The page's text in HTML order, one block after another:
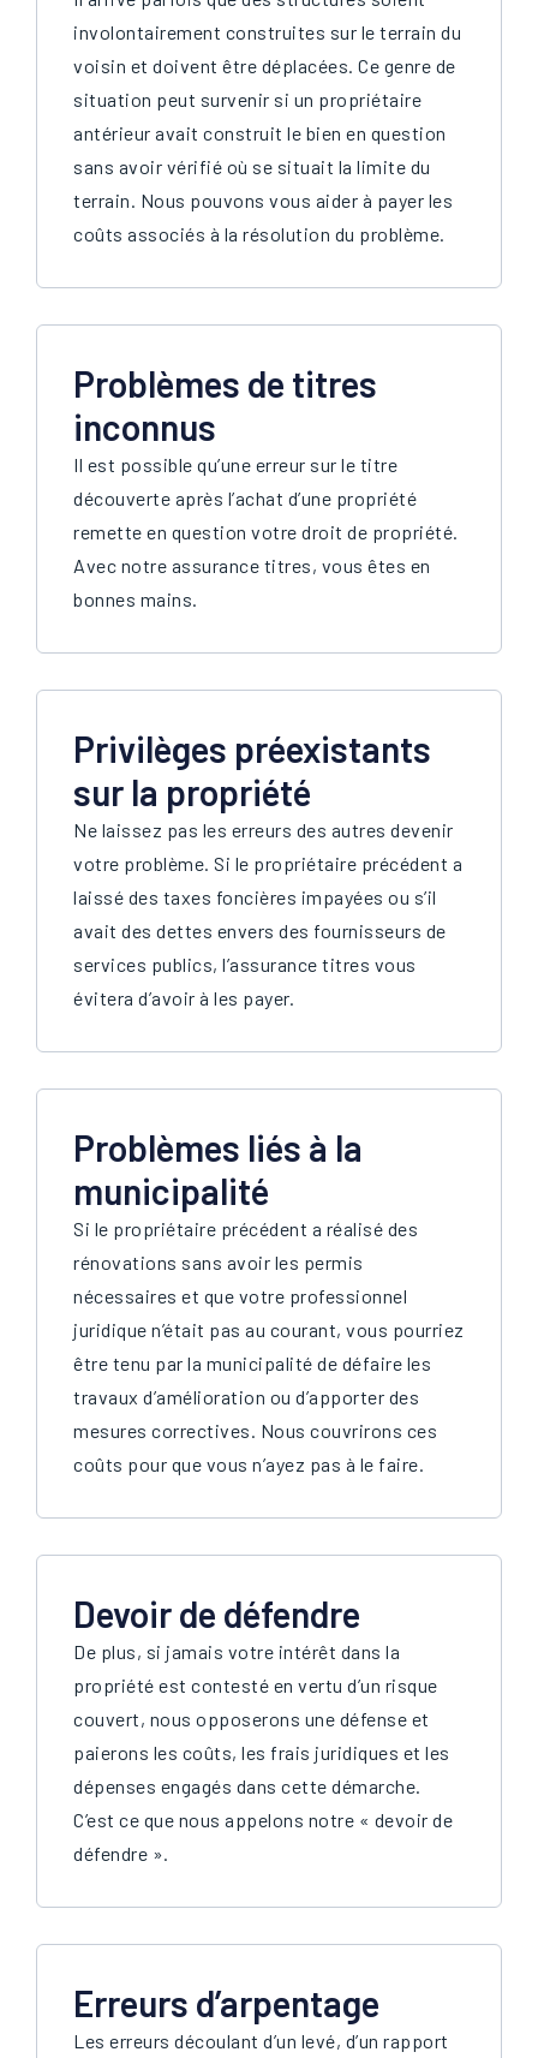
involontairement construites sur le terrain du
voisin et doivent être déplacées. Ce genre de
situation peut survenir si un propriétaire
antérieur avait construit le bien en question
sans avoir vérifié où se situait la limite du
terrain. Nous pouvons vous aider à payer les
coûts associés à la résolution du problème.
Problèmes de titres
inconnus
Il est possible qu’une erreur sur le titre
découverte après l’achat d’une propriété
remette en question votre droit de propriété.
Avec notre assurance titres, vous êtes en
bonnes mains.
Privilèges préexistants
sur la propriété
Ne laissez pas les erreurs des autres devenir
votre problème. Si le propriétaire précédent a
laissé des taxes foncières impayées ou s’il
avait des dettes envers des fournisseurs de
services publics, l’assurance titres vous
évitera d’avoir à les payer.
Problèmes liés à la
municipalité
Si le propriétaire précédent a réalisé des
rénovations sans avoir les permis
nécessaires et que votre professionnel
juridique n’était pas au courant, vous pourriez
être tenu par la municipalité de défaire les
travaux d’amélioration ou d’apporter des
mesures correctives. Nous couvrirons ces
coûts pour que vous n’ayez pas à le faire.
Devoir de défendre
De plus, si jamais votre intérêt dans la
propriété est contesté en vertu d’un risque
couvert, nous opposerons une défense et
paierons les coûts, les frais juridiques et les
dépenses engagés dans cette démarche.
C’est ce que nous appelons notre « devoir de
défendre ».
Erreurs d’arpentage
Les erreurs découlant d’un levé, d’un rapport